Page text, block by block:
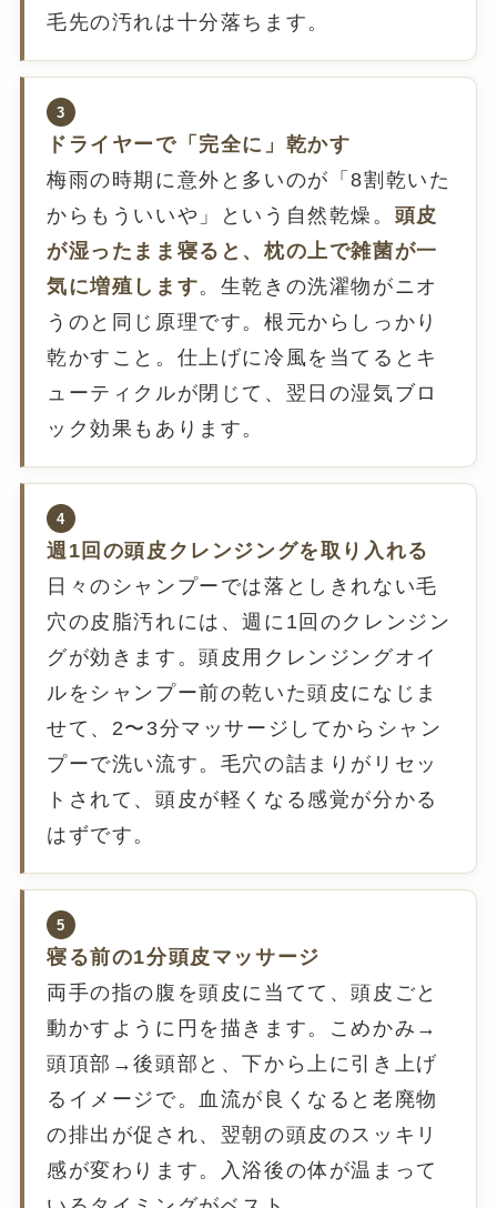
毛先の汚れは十分落ちます。
3
ドライヤーで「完全に」乾かす
梅雨の時期に意外と多いのが「8割乾いた
からもういいや」という自然乾燥。 頭皮
が湿ったまま寝ると、枕の上で雑菌が一
気に増殖します。生乾きの洗濯物がニオ
うのと同じ原理です。根元からしっかり
乾かすこと。仕上げに冷風を当てるとキ
ューティクルが閉じて、翌日の湿気ブロ
ック効果もあります。
4
週1回の頭皮クレンジングを取り入れる
日々のシャンプーでは落としきれない毛
穴の皮脂汚れには、週に1回のクレンジン
グが効きます。頭皮用クレンジングオイ
ルをシャンプー前の乾いた頭皮になじま
せて、2〜3分マッサージしてからシャン
プーで洗い流す。毛穴の詰まりがリセッ
トされて、頭皮が軽くなる感覚が分かる
はずです。
5
寝る前の1分頭皮マッサージ
両手の指の腹を頭皮に当てて、頭皮ごと
動かすように円を描きます。こめかみ→
頭頂部→後頭部と、下から上に引き上げ
るイメージで。血流が良くなると老廃物
の排出が促され、翌朝の頭皮のスッキリ
感が変わります。入浴後の体が温まって